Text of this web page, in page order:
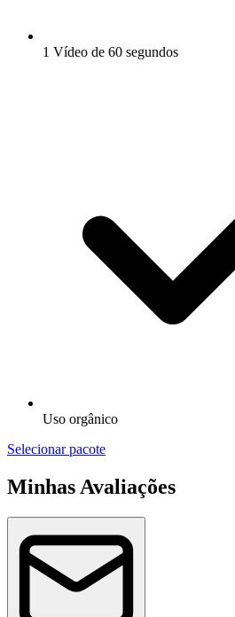
1 Vídeo de 60 segundos
Uso orgânico
Selecionar pacote
Minhas Avaliações